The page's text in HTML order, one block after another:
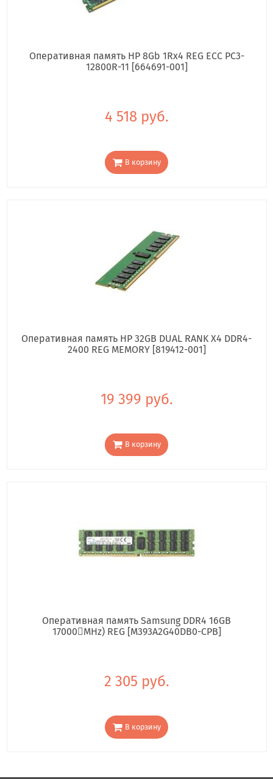
Оперативная память HP 8Gb 1Rx4 REG ECC PC3-
12800R-11 [664691-001]
4 518 руб.
В корзину
Оперативная память HP 32GB DUAL RANK X4 DDR4-
2400 REG MEMORY [819412-001]
19 399 руб.
В корзину
Оперативная память Samsung DDR4 16GB
17000񢋕MHz) REG [M393A2G40DB0-CPB]
2 305 руб.
В корзину